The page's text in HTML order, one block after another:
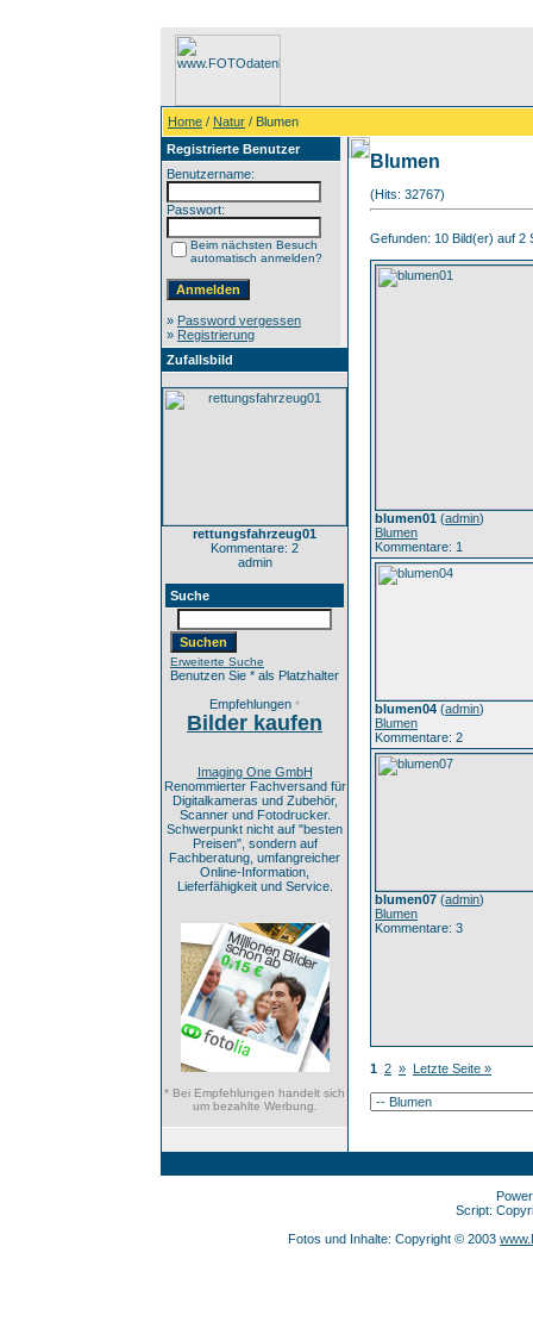
Home / Natur / Blumen
Registrierte Benutzer
Benutzername:
Passwort:
Beim nächsten Besuch
automatisch anmelden?
» Password vergessen
» Registrierung
Zufallsbild
rettungsfahrzeug01
Kommentare: 2
admin
Suche
Erweiterte Suche
Benutzen Sie * als Platzhalter
Empfehlungen *
Bilder kaufen
Imaging One GmbH
Renommierter Fachversand für
Digitalkameras und Zubehör,
Scanner und Fotodrucker.
Schwerpunkt nicht auf "besten
Preisen", sondern auf
Fachberatung, umfangreicher
Online-Information,
Lieferfähigkeit und Service.
* Bei Empfehlungen handelt sich
um bezahlte Werbung.
Blumen
(Hits: 32767)
Gefunden: 10 Bild(er) auf 2
blumen01 (admin)
Blumen
Kommentare: 1
blumen04 (admin)
Blumen
Kommentare: 2
blumen07 (admin)
Blumen
Kommentare: 3
1 2 » Letzte Seite »
Script:
Fotos und Inhalte: Copyright © 2003